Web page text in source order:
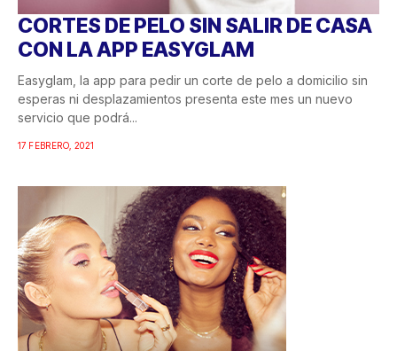
CORTES DE PELO SIN SALIR DE CASA
CON LA APP EASYGLAM
Easyglam, la app para pedir un corte de pelo a domicilio sin
esperas ni desplazamientos presenta este mes un nuevo
servicio que podrá...
17 FEBRERO, 2021